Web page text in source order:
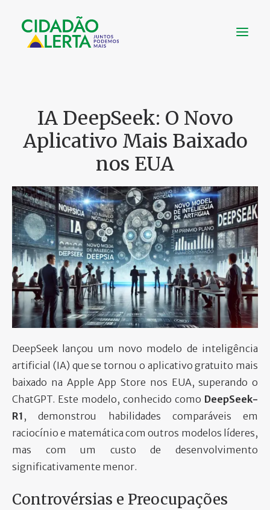
VÍDEOS
NOTÍCIAS
UTILIDADE
CONTATO
FAÇA UMA DOAÇÃO
PARTICIPE
IA DeepSeek: O Novo
Aplicativo Mais Baixado
nos EUA
DeepSeek lançou um novo modelo de inteligência
artificial (IA) que se tornou o aplicativo gratuito mais
baixado na Apple App Store nos EUA, superando o
ChatGPT. Este modelo, conhecido como DeepSeek-
R1 , demonstrou habilidades comparáveis em
raciocínio e matemática com outros modelos líderes,
mas com um custo de desenvolvimento
significativamente menor.
Controvérsias e Preocupações